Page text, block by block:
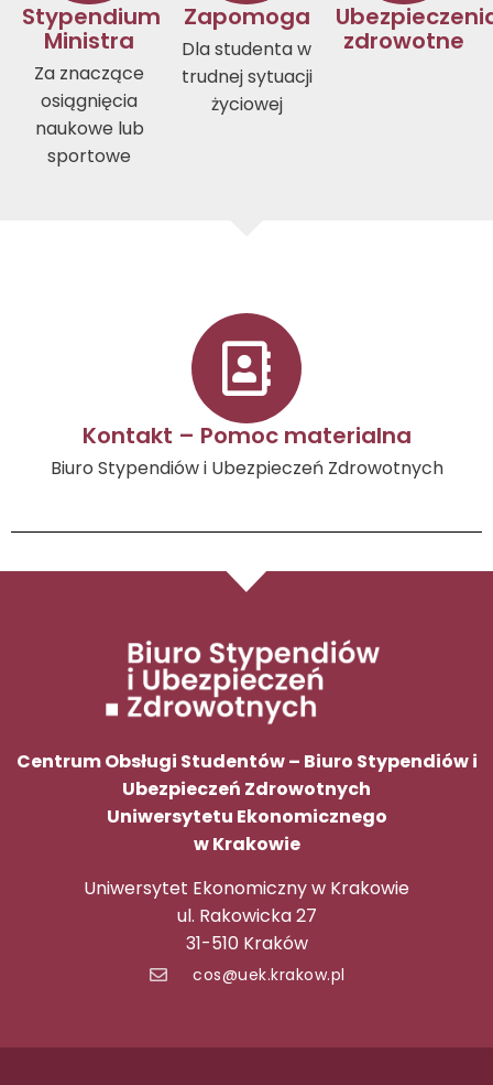
Stypendium
Ministra
Za znaczące
osiągnięcia
naukowe lub
sportowe
Zapomoga
Dla studenta w
trudnej sytuacji
życiowej
zdrowotne
Kontakt – Pomoc materialna
Biuro Stypendiów i Ubezpieczeń Zdrowotnych
Centrum Obsługi Studentów – Biuro Stypendiów i
Ubezpieczeń Zdrowotnych
Uniwersytetu Ekonomicznego
w Krakowie
Uniwersytet Ekonomiczny w Krakowie
ul. Rakowicka 27
31-510 Kraków
cos@uek.krakow.pl